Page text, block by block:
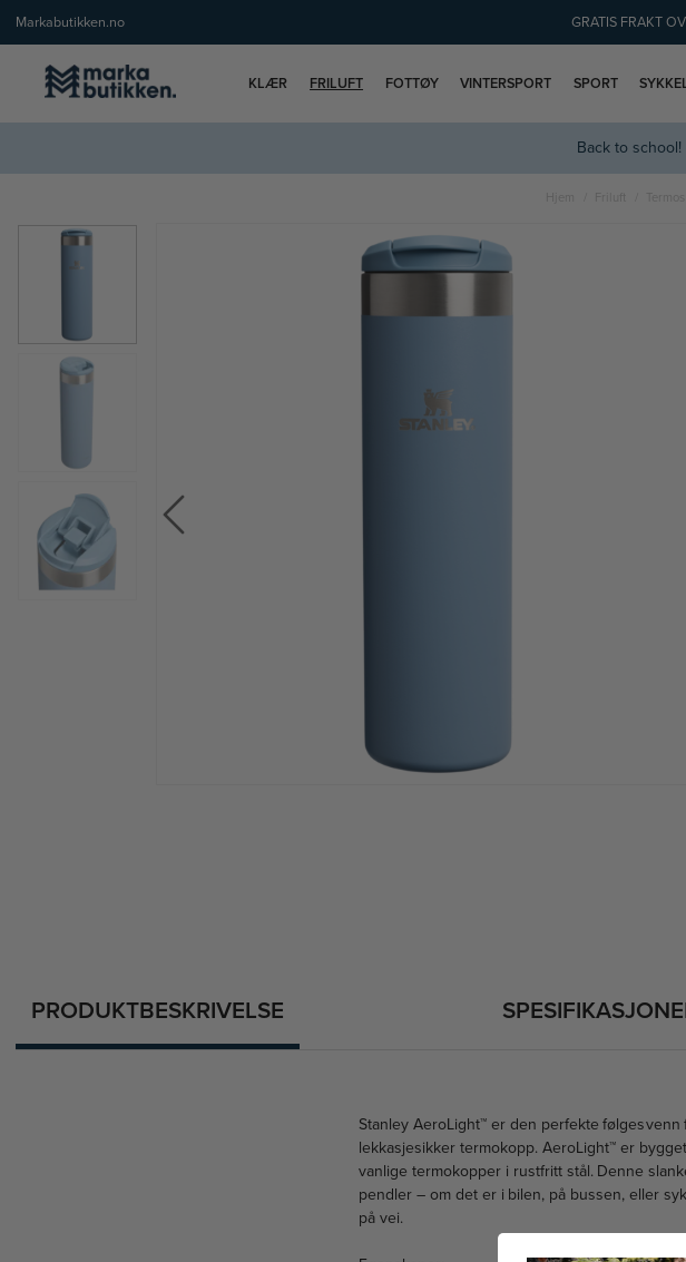
Markabutikken.no GRATIS FRAKT
KLÆR FRILUFT FOTTØY VINTERSPORT SPORT
Back to
Hjem Friluft
PRODUKTBESKRIVELSE
Stanley AeroLight™ er den perfekte
lekkasjesikker termokopp. AeroLight™ er
vanlige termokopper i rustfritt stål. Denne
pendler – om det er i bilen, på bussen, eller
på vei.